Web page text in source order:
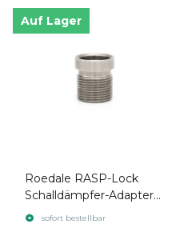
Auf Lager
Roedale RASP-Lock
Schalldämpfer-Adapter
M18x1sofort bestellbar